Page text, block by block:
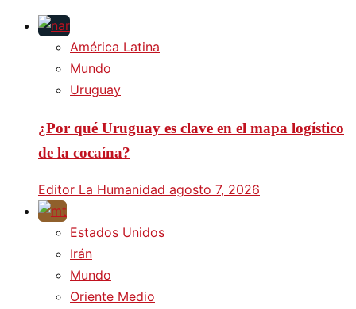
América Latina
Mundo
Uruguay
¿Por qué Uruguay es clave en el mapa logístico
de la cocaína?
Editor La Humanidad agosto 7, 2026
Estados Unidos
Irán
Mundo
Oriente Medio